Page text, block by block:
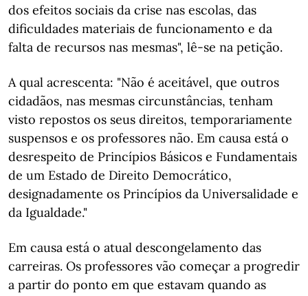
dos efeitos sociais da crise nas escolas, das
dificuldades materiais de funcionamento e da
falta de recursos nas mesmas", lê-se na petição.
A qual acrescenta: "Não é aceitável, que outros
cidadãos, nas mesmas circunstâncias, tenham
visto repostos os seus direitos, temporariamente
suspensos e os professores não. Em causa está o
desrespeito de Princípios Básicos e Fundamentais
de um Estado de Direito Democrático,
designadamente os Princípios da Universalidade e
da Igualdade."
Em causa está o atual descongelamento das
carreiras. Os professores vão começar a progredir
a partir do ponto em que estavam quando as